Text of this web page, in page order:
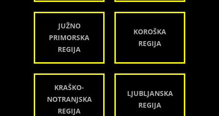
JUŽNO
PRIMORSKA
REGIJA
KOROŠKA
REGIJA
KRAŠKO-
NOTRANJSKA
REGIJA
LJUBLJANSKA
REGIJA